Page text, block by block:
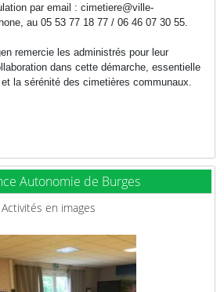
par email : cimetiere@ville-
au 05 53 77 18 77 / 06 46 07 30 55.
remercie les administrés pour leur
dans cette démarche, essentielle
la sérénité des cimetières communaux.
Autonomie de Burges
Activités en images